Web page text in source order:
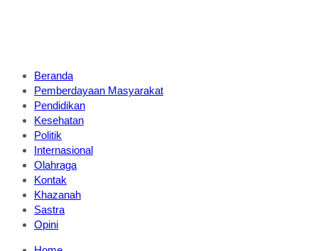
Beranda
Pemberdayaan Masyarakat
Pendidikan
Kesehatan
Politik
Internasional
Olahraga
Kontak
Khazanah
Sastra
Opini